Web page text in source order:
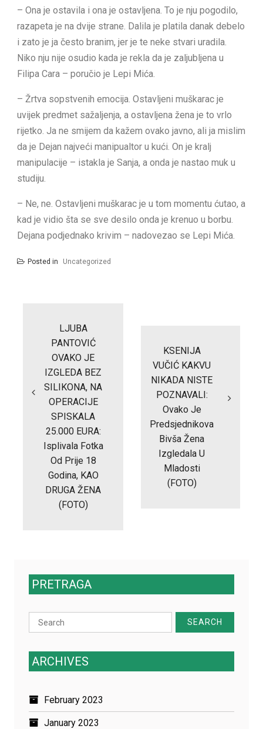
– Ona je ostavila i ona je ostavljena. To je nju pogodilo,
razapeta je na dvije strane. Dalila je platila danak debelo
i zato je ja često branim, jer je te neke stvari uradila.
Niko nju nije osudio kada je rekla da je zaljubljena u
Filipa Cara – poručio je Lepi Mića.
– Žrtva sopstvenih emocija. Ostavljeni muškarac je
uvijek predmet sažaljenja, a ostavljena žena je to vrlo
rijetko. Ja ne smijem da kažem ovako javno, ali ja mislim
da je Dejan najveći manipualtor u kući. On je kralj
manipulacije – istakla je Sanja, a onda je nastao muk u
studiju.
– Ne, ne. Ostavljeni muškarac je u tom momentu ćutao, a
kad je vidio šta se sve desilo onda je krenuo u borbu.
Dejana podjednako krivim – nadovezao se Lepi Mića.
Posted in Uncategorized
LJUBA
PANTOVIĆ
OVAKO JE
IZGLEDA BEZ
SILIKONA, NA
OPERACIJE
SPISKALA
25.000 EURA:
Isplivala Fotka
Od Prije 18
Godina, KAO
DRUGA ŽENA
(FOTO)
KSENIJA
VUČIĆ KAKVU
NIKADA NISTE
POZNAVALI:
Ovako Je
Predsjednikova
Bivša Žena
Izgledala U
Mladosti
(FOTO)
PRETRAGA
Search
for:
ARCHIVES
February 2023
January 2023